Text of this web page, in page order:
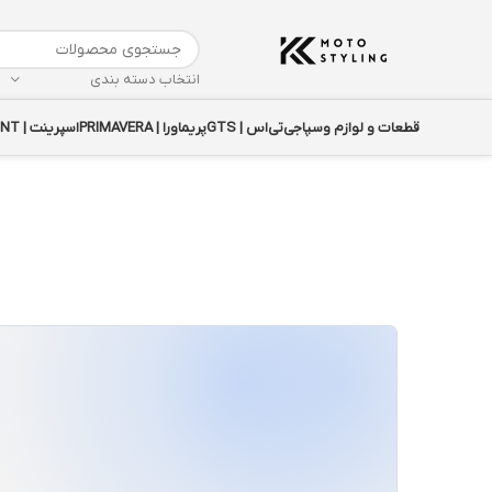
انتخاب دسته بندی
قطعات و لوازم وسپاجی‌تی‌اس | GTS پریماورا | PRIMAVERA اسپرینت | SPRINT